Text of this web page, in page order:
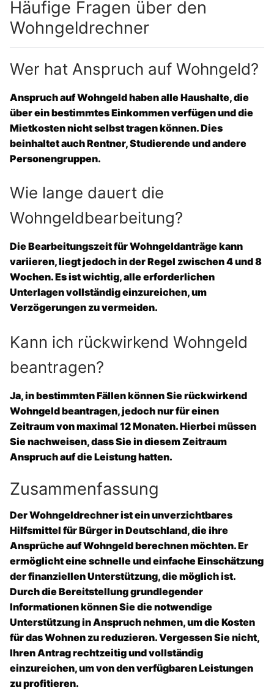
Häufige Fragen über den
Wohngeldrechner
Wer hat Anspruch auf Wohngeld?
Anspruch auf Wohngeld haben alle Haushalte, die
über ein bestimmtes Einkommen verfügen und die
Mietkosten nicht selbst tragen können. Dies
beinhaltet auch Rentner, Studierende und andere
Personengruppen.
Wie lange dauert die
Wohngeldbearbeitung?
Die Bearbeitungszeit für Wohngeldanträge kann
variieren, liegt jedoch in der Regel zwischen 4 und 8
Wochen. Es ist wichtig, alle erforderlichen
Unterlagen vollständig einzureichen, um
Verzögerungen zu vermeiden.
Kann ich rückwirkend Wohngeld
beantragen?
Ja, in bestimmten Fällen können Sie rückwirkend
Wohngeld beantragen, jedoch nur für einen
Zeitraum von maximal 12 Monaten. Hierbei müssen
Sie nachweisen, dass Sie in diesem Zeitraum
Anspruch auf die Leistung hatten.
Zusammenfassung
DerWohngeldrechnerist ein unverzichtbares
Hilfsmittel für Bürger in Deutschland, die ihre
Ansprüche auf Wohngeld berechnen möchten. Er
ermöglicht eine schnelle und einfache Einschätzung
der finanziellen Unterstützung, die möglich ist.
Durch die Bereitstellung grundlegender
Informationen können Sie die notwendige
Unterstützung in Anspruch nehmen, um die Kosten
für das Wohnen zu reduzieren. Vergessen Sie nicht,
Ihren Antrag rechtzeitig und vollständig
einzureichen, um von den verfügbaren Leistungen
zu profitieren.